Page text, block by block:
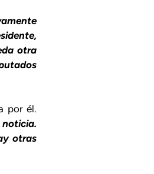
otra
por él.
otras